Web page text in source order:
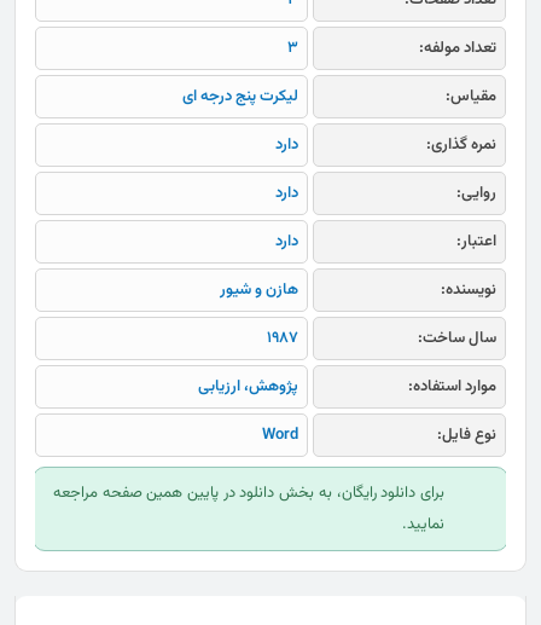
تعداد مولفه:
3
مقیاس:
لیکرت پنج درجه ای
نمره گذاری:
دارد
روایی:
دارد
اعتبار:
دارد
نویسنده:
هازن و شیور
سال ساخت:
1987
موارد استفاده:
پژوهش، ارزیابی
نوع فایل:
Word
برای دانلود رایگان، به بخش دانلود در پایین همین صفحه مراجعه
نمایید.